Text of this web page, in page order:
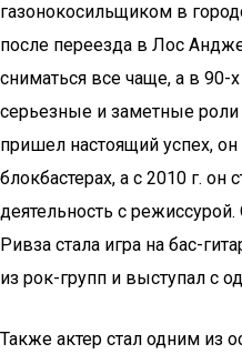
газонокосильщиком в
после переезда в Лос
сниматься все чаще, а в 90-
серьезные и заметные роли
пришел настоящий успех,
блокбастерах, а с 2010 г.
деятельность с
Ривза стала игра на бас-
из рок-групп и выступал с
Также актер стал одним из